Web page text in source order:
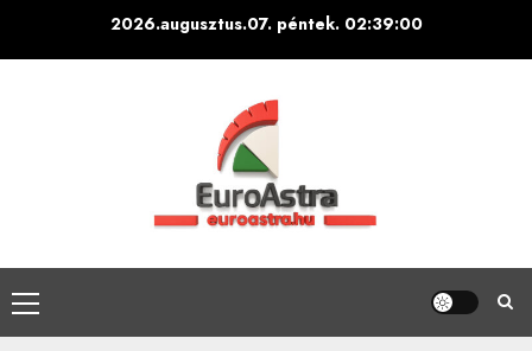
2026.augusztus.07. péntek. 02:39:01
Primary
Menu